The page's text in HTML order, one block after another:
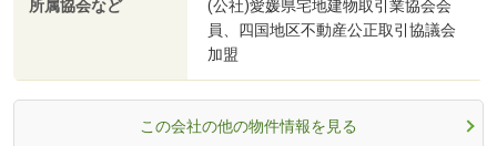
所属協会など
(公社)愛媛県宅地建物取引業協会会
員、四国地区不動産公正取引協議会
加盟
この会社の他の物件情報を見る